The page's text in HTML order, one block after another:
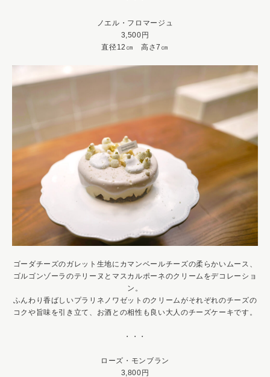
ノエル・フロマージュ
3,500円
直径12㎝ 高さ7㎝
ゴーダチーズのガレット生地にカマンベールチーズの柔らかいムース、
ゴルゴンゾーラのテリーヌとマスカルポーネのクリームをデコレーショ
ン。
ふんわり香ばしいプラリネノワゼットのクリームがそれぞれのチーズの
コクや旨味を引き立て、お酒との相性も良い大人のチーズケーキです。
・・・
ローズ・モンブラン
3,800円